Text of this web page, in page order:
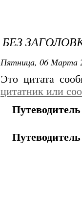
БЕЗ
Пятница, 06 Марта
Это цитата
цитатник или